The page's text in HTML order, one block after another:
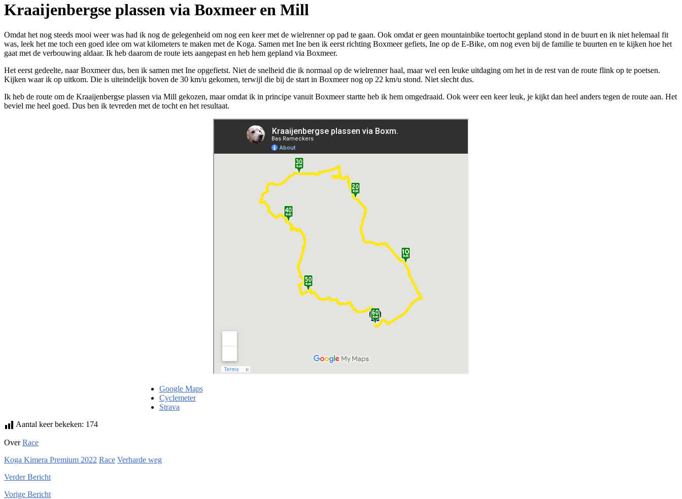
Kraaijenbergse plassen via Boxmeer en Mill
Omdat het nog steeds mooi weer was had ik nog de gelegenheid om nog een keer met de wielrenner op pad te gaan. Ook omdat er geen mountainbike toertocht gepland stond in de buurt en ik niet helemaal fit
was, leek het me toch een goed idee om wat kilometers te maken met de Koga. Samen met Ine ben ik eerst richting Boxmeer gefiets, Ine op de E-Bike, om nog even bij de familie te buurten en te kijken hoe het
gaat met de verbouwing aldaar. Ik heb daarom de route iets aangepast en heb hem gepland via Boxmeer.
Het eerst gedeelte, naar Boxmeer dus, ben ik samen met Ine opgefietst. Niet de snelheid die ik normaal op de wielrenner haal, maar wel een leuke uitdaging om het in de rest van de route flink op te poetsen.
Kijken waar ik op uitkom. Die is uiteindelijk boven de 30 km/u gekomen, terwijl die bij de start in Boxmeer nog op 22 km/u stond. Niet slecht dus.
Ik heb de route om de Kraaijenbergse plassen via Mill gekozen, maar omdat ik in principe vanuit Boxmeer startte heb ik hem omgedraaid. Ook weer een keer leuk, je kijkt dan heel anders tegen de route aan. Het
beviel me heel goed. Dus ben ik tevreden met de tocht en het resultaat.
Google Maps
Cyclemeter
Strava
Aantal keer bekeken: 174
OverRace
Koga Kimera Premium 2022 Race Verharde weg
VerderBericht
Vorige Bericht